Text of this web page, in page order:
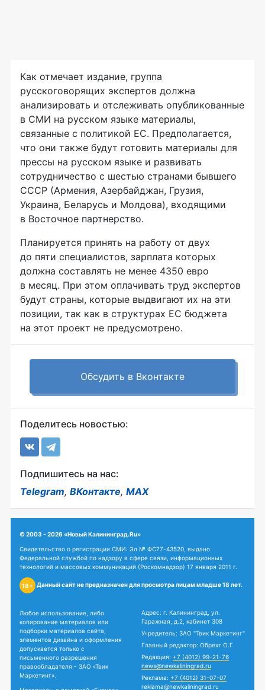
Как отмечает издание, группа
русскоговорящих экспертов должна
анализировать и отслеживать опубликованные
в СМИ на русском языке материалы,
связанные с политикой ЕС. Предполагается,
что они также будут готовить материалы для
прессы на русском языке и развивать
сотрудничество с шестью странами бывшего
СССР (Армения, Азербайджан, Грузия,
Украина, Беларусь и Молдова), входящими
в Восточное партнерство.
Планируется принять на работу от двух
до пяти специалистов, зарплата которых
должна составлять не менее 4350 евро
в месяц. При этом оплачивать труд экспертов
будут страны, которые выдвигают их на эти
позиции, так как в структурах ЕС бюджета
на этот проект не предусмотрено.
Обсудить в Вконтакте
Поделитесь новостью:
Подпишитесь на нас:
Telegram, ВКонтакте, MAX
© 2003 - 2026 «Новый Калининград.Ru»
Свидетельство о регистрации СМИ: Эл № ФС77-43520, выдано
Федеральной службой по надзору в сфере связи, информационных
технологий и массовых коммуникаций (Роскомнадзор) 17 января 2011 г.
18+ Данный сайт не предназначен для просмотра лицам младше 18 лет.
Любое использование, либо
копирование материалов или
подборки материалов сайта,
элементов дизайна и оформления
допускается только с
письменного разрешения
правообладателя - ЗАО «Твик
Маркетинг».
Адрес: г. Калининград, ул.
Гаражная, д.2, кабинет 308
Учредитель: ЗАО "Твик Маркетинг"
Главный редактор: Обрехт О.Г.
Редакция: +7 (4012) 99-21-76
news@newkaliningrad.ru
Реклама: +7 (4012) 31-07-07
reklama@newkaliningrad.ru